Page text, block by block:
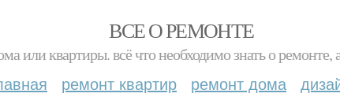
ВСЕ О РЕМОНТЕ
или квартиры. всё что необходимо знать о
ремонт квартир ремонт дома